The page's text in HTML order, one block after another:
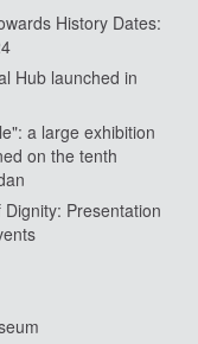
History Dates:
Hub launched in
a large exhibition
on the tenth
Presentation